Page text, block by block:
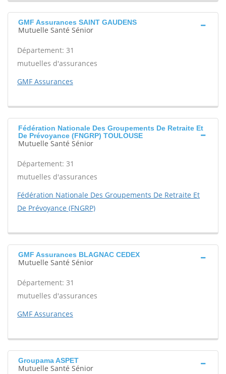
GMF Assurances SAINT GAUDENS
Mutuelle Santé Sénior
Département: 31
mutuelles d'assurances
GMF Assurances
Fédération Nationale Des Groupements De Retraite Et
De Prévoyance (FNGRP) TOULOUSE
Mutuelle Santé Sénior
Département: 31
mutuelles d'assurances
Fédération Nationale Des Groupements De Retraite Et
De Prévoyance (FNGRP)
GMF Assurances BLAGNAC CEDEX
Mutuelle Santé Sénior
Département: 31
mutuelles d'assurances
GMF Assurances
Groupama ASPET
Mutuelle Santé Sénior